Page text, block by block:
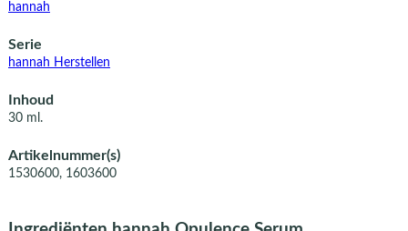
hannah
Serie
hannah Herstellen
Inhoud
30 ml.
Artikelnummer(s)
1530600, 1603600